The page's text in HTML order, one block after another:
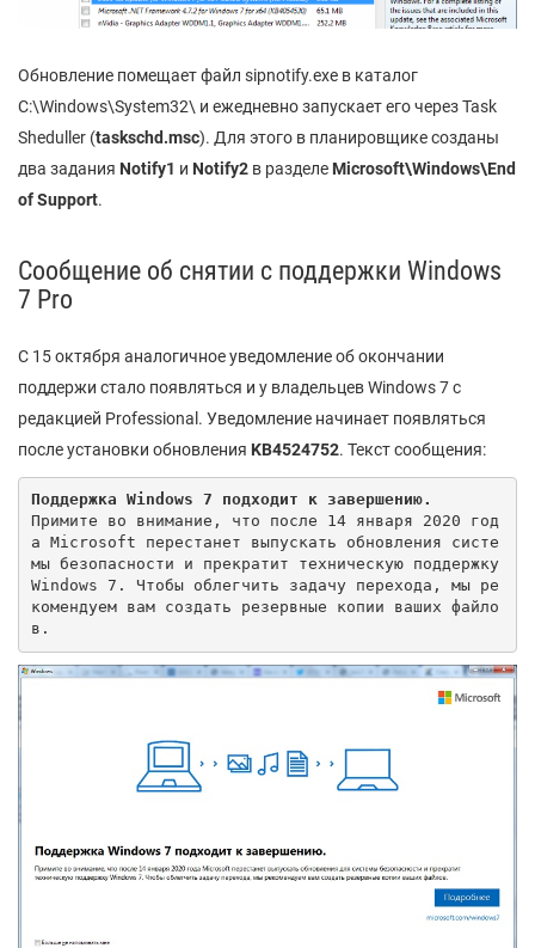
Обновление помещает файл sipnotify.exe в каталог
C:\Windows\System32\ и ежедневно запускает его через Task
Sheduller (taskschd.msc). Для этого в планировщике созданы
два задания Notify1 и Notify2 в разделе Microsoft\Windows\End
ofSupport.
Сообщение об снятии с поддержки Windows
7 Pro
С 15 октября аналогичное уведомление об окончании
поддержи стало появляться и у владельцев Windows 7 с
редакцией Professional. Уведомление начинает появляться
после установки обновления KB4524752. Текст сообщения:
Поддержка Windows 7 подходит к завершению.
Примите во внимание, что после 14 января 2020 год
а Microsoft перестанет выпускать обновления систе
мы безопасности и прекратит техническую поддержку
Windows 7. Чтобы облегчить задачу перехода, мы ре
комендуем вам создать резервные копии ваших файло